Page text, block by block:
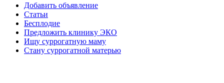
Добавить объявление
Статьи
Бесплодие
Предложить клинику ЭКО
Ищу суррогатную маму
Стану суррогатной матерью